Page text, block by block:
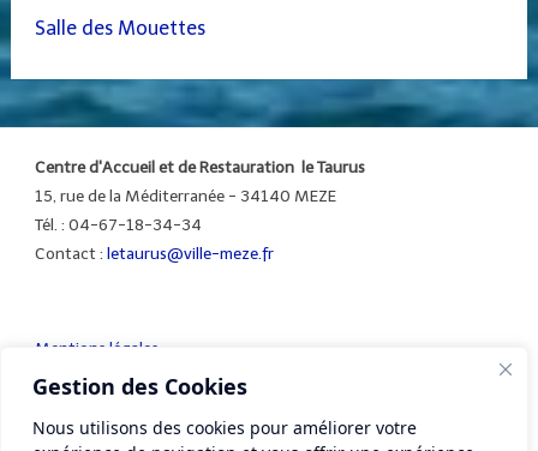
Gestion des Cookies
Nous utilisons des cookies pour améliorer votre
Salle des Mouettes
Centre d'Accueil et de Restauration le Taurus
15, rue de la Méditerranée - 34140 MEZE
Tél. : 04-67-18-34-34
Contact : letaurus@ville-meze.fr
Mentions légales